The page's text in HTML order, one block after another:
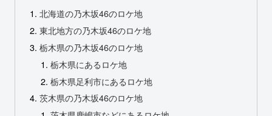
北海道の乃木坂46のロケ地
東北地方の乃木坂46のロケ地
栃木県の乃木坂46のロケ地
栃木県にあるロケ地
栃木県足利市にあるロケ地
茨木県の乃木坂46のロケ地